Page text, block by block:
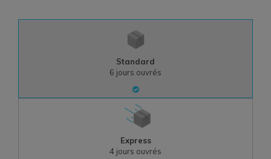
Standard
6 jours ouvrés
Express
4 jours ouvrés